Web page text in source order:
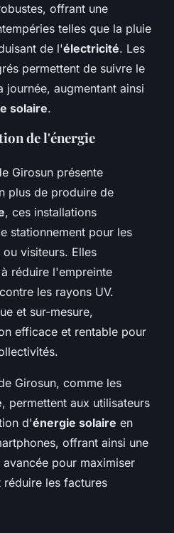
offrant une
telles que la pluie
de l'électricité. Les
permettent de suivre le
journée, augmentant ainsi
solaire.
de l'énergie
Girosun présente
plus de produire de
, ces installations
stationnement pour les
visiteurs. Elles
réduire l'empreinte
les rayons UV.
et sur-mesure,
efficace et rentable pour
Girosun, comme les
, permettent aux utilisateurs
d'énergie solaire en
offrant ainsi une
pour maximiser
les factures